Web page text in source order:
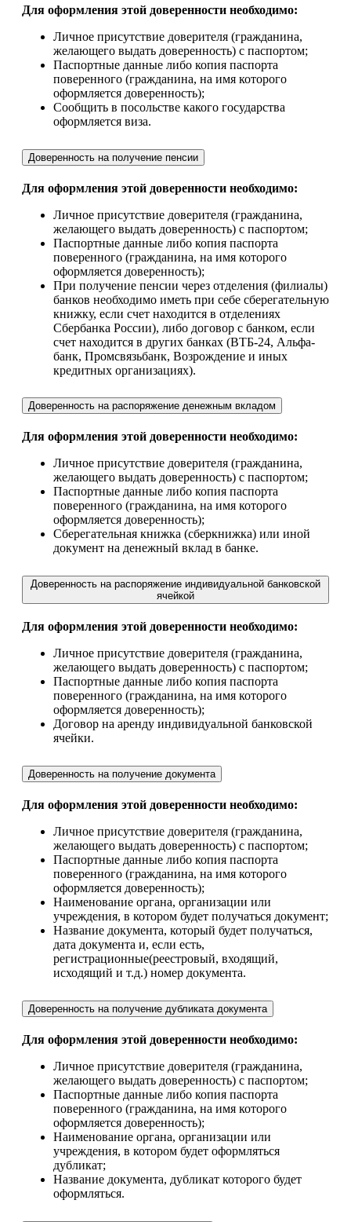
Для оформления этой доверенности необходимо:
Личное присутствие доверителя (гражданина,
желающего выдать доверенность) с паспортом;
Паспортные данные либо копия паспорта
поверенного (гражданина, на имя которого
оформляется доверенность);
Сообщить в посольстве какого государства
оформляется виза.
Доверенность на получение пенсии
Для оформления этой доверенности необходимо:
Личное присутствие доверителя (гражданина,
желающего выдать доверенность) с паспортом;
Паспортные данные либо копия паспорта
поверенного (гражданина, на имя которого
оформляется доверенность);
При получение пенсии через отделения (филиалы)
банков необходимо иметь при себе сберегательную
книжку, если счет находится в отделениях
Сбербанка России), либо договор с банком, если
счет находится в других банках (ВТБ-24, Альфа-
банк, Промсвязьбанк, Возрождение и иных
кредитных организациях).
Доверенность на распоряжение денежным вкладом
Для оформления этой доверенности необходимо:
Личное присутствие доверителя (гражданина,
желающего выдать доверенность) с паспортом;
Паспортные данные либо копия паспорта
поверенного (гражданина, на имя которого
оформляется доверенность);
Сберегательная книжка (сберкнижка) или иной
документ на денежный вклад в банке.
Доверенность на распоряжение индивидуальной банковской
ячейкой
Для оформления этой доверенности необходимо:
Личное присутствие доверителя (гражданина,
желающего выдать доверенность) с паспортом;
Паспортные данные либо копия паспорта
поверенного (гражданина, на имя которого
оформляется доверенность);
Договор на аренду индивидуальной банковской
ячейки.
Доверенность на получение документа
Для оформления этой доверенности необходимо:
Личное присутствие доверителя (гражданина,
желающего выдать доверенность) с паспортом;
Паспортные данные либо копия паспорта
поверенного (гражданина, на имя которого
оформляется доверенность);
Наименование органа, организации или
учреждения, в котором будет получаться документ;
Название документа, который будет получаться,
дата документа и, если есть,
регистрационные(реестровый, входящий,
исходящий и т.д.) номер документа.
Доверенность на получение дубликата документа
Для оформления этой доверенности необходимо:
Личное присутствие доверителя (гражданина,
желающего выдать доверенность) с паспортом;
Паспортные данные либо копия паспорта
поверенного (гражданина, на имя которого
оформляется доверенность);
Наименование органа, организации или
учреждения, в котором будет оформляться
дубликат;
Название документа, дубликат которого будет
оформляться.